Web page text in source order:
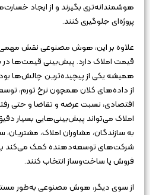
هوشمندانه‌تری بگیرند و از ایجاد
پروژه‌ای جلوگیری کنند.
علاوه بر این، هوش مصنوعی نقش
قیمت املاک دارد. پیش‌بینی قیمت‌ها در
از داده‌های کلان همچون نرخ تورم،
اقتصادی، نسبت عرضه و تقاضا و حتی
املاک می‌تواند پیش‌بینی‌هایی بسیار
به سازندگان، مشاوران املاک، مشتریان،
شرکت‌های توسعه‌دهنده کمک می‌کند
فروش یا ساخت‌وساز انتخاب کنند.
از سوی دیگر، هوش مصنوعی به‌طور